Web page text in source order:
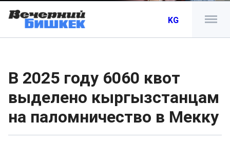
KG
В 2025 году 6060 квот
выделено кыргызстанцам
на паломничество в Мекку